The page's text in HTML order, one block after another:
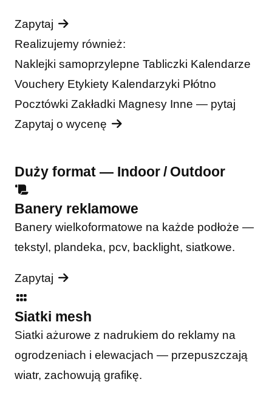
Zapytaj
Realizujemy również:
Naklejki samoprzylepne Tabliczki Kalendarze
Vouchery Etykiety Kalendarzyki Płótno
Pocztówki Zakładki Magnesy Inne — pytaj
Zapytaj o wycenę
Duży format — Indoor / Outdoor
Banery reklamowe
Banery wielkoformatowe na każde podłoże —
tekstyl, plandeka, pcv, backlight, siatkowe.
Zapytaj
Siatki mesh
Siatki ażurowe z nadrukiem do reklamy na
ogrodzeniach i elewacjach — przepuszczają
wiatr, zachowują grafikę.